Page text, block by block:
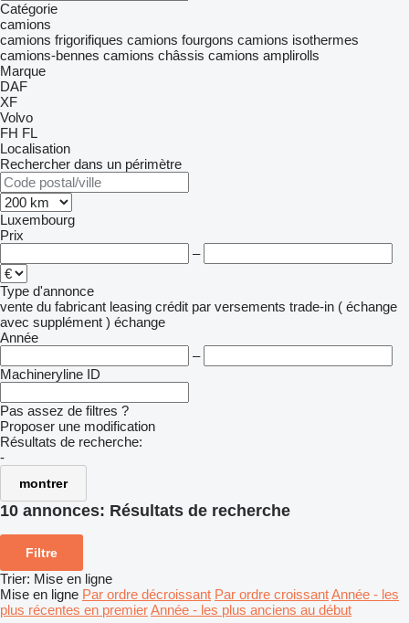
Catégorie
camions
camions frigorifiques camions fourgons camions isothermes
camions-bennes camions châssis camions amplirolls
Marque
DAF
XF
Volvo
FH FL
Localisation
Rechercher dans un périmètre
Luxembourg
Prix
–
Type d'annonce
vente du fabricant leasing crédit par versements trade-in ( échange
avec supplément ) échange
Année
–
Machineryline ID
Pas assez de filtres ?
Proposer une modification
Résultats de recherche:
-
montrer
10 annonces: Résultats de recherche
Filtre
Trier: Mise en ligne
Mise en ligne Par ordre décroissant Par ordre croissantAnnée - les
plus récentes en premierAnnée - les plus anciens au début